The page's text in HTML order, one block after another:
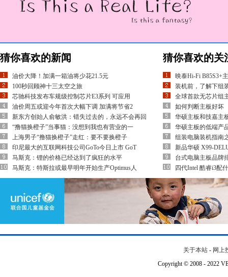
猜你喜欢的新闻
油价大降！加满一箱油将少花21.5元
100秒回顾神十三太空之旅
芯驰科技发布车规级控制芯片E3系列 可应用
油价周五或迎今年首次大幅下调 加满将节省2
新东方创始人俞敏洪：错失过去的，永远不会再回
“撸猫换橙子”当事猫：没想到我也有营业的一
上海男子“撸猫换橙子”走红：要不要换橙子
印尼最大的互联网科技公司GoTo今日上市 GoT
马斯克：锂的价格已经达到了疯狂的水平
马斯克：特斯拉或最早明年开始生产Optimus人
猜你喜欢的关
映泰Hi-Fi B85S3+
装机前，了解下组
全球首款无芯片组
如何判断主板好坏
华硕主板和技嘉主
华硕主板的低端产
组装电脑装机指南
新品华硕 X99-
台式电脑主板品牌
四代Intel 酷睿i3配
关于本站 - 网上
Copyright © 2008 - 2022